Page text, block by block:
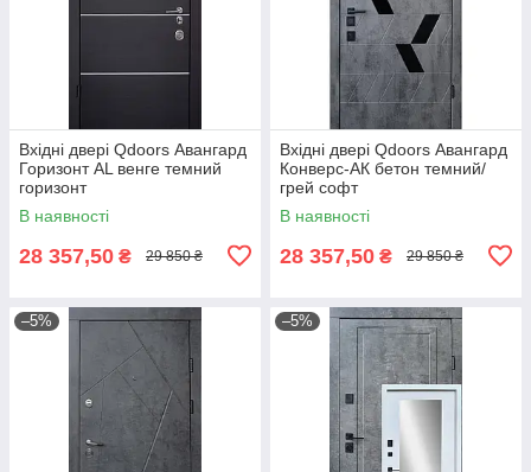
Вхідні двері Qdoors Авангард
Горизонт AL венге темний
горизонт
В наявності
28 357,50 ₴ 29 850 ₴
Вхідні двері Qdoors Авангард
Конверс-АК бетон темний/
грей софт
В наявності
28 357,50 ₴ 29 850 ₴
–5% –5%